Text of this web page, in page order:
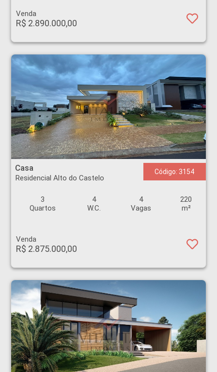
Venda
R$ 2.890.000,00
Casa - Residencial Alto do Castelo - Ribeirão Preto
Casa
Residencial Alto do Castelo
Código: 3154
3
Quartos
4
W.C.
4
Vagas
220
m²
Venda
R$ 2.875.000,00